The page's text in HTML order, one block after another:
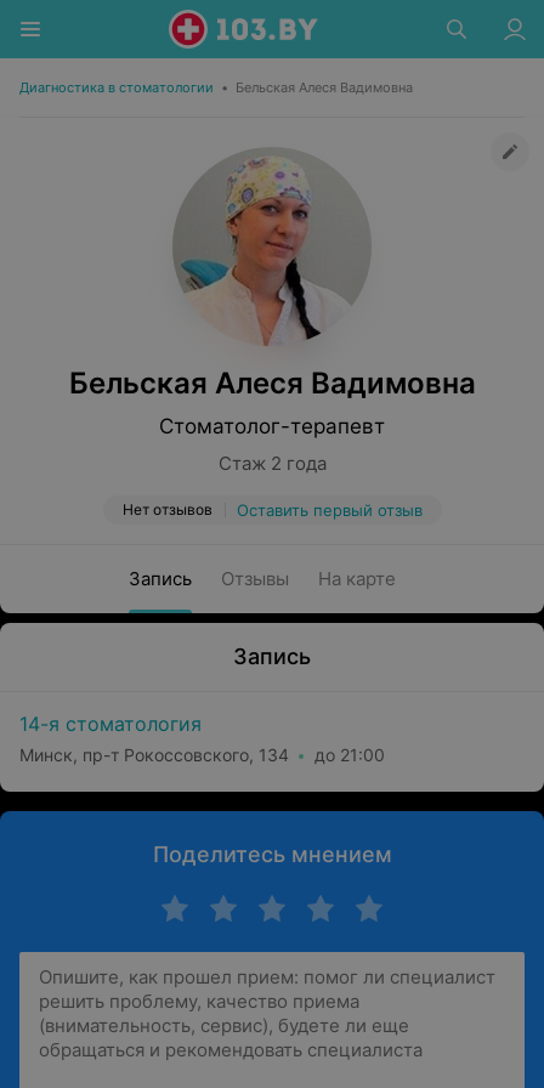
Диагностика в стоматологии • Бельская Алеся Вадимовна
Бельская Алеся Вадимовна
Стоматолог-терапевт
Стаж 2 года
Нет отзывов Оставить первый отзыв
Запись Отзывы На карте
Запись
14-я стоматология
Минск, пр-т Рокоссовского, 134 до 21:00
Поделитесь мнением